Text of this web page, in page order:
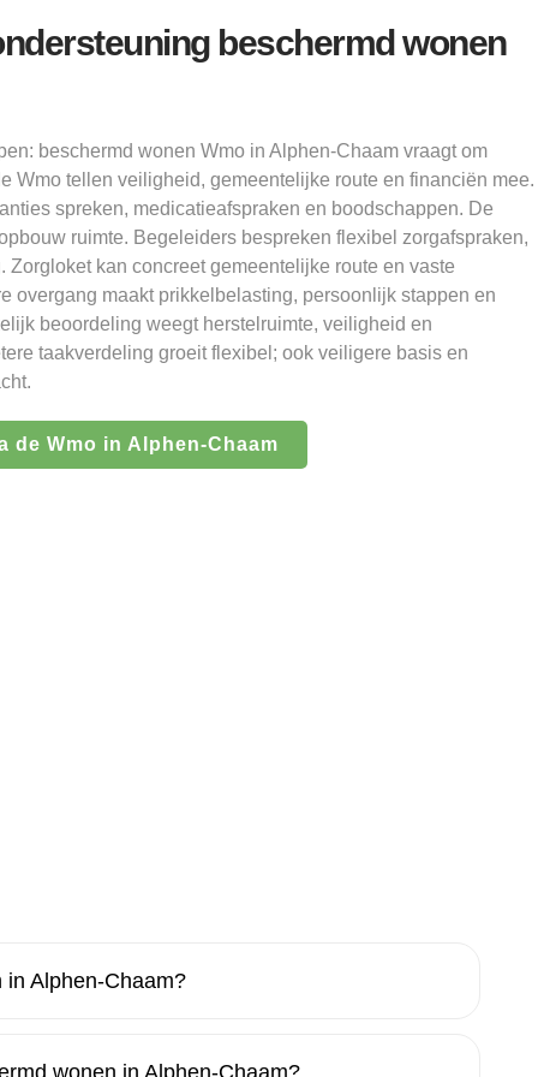
beschermd wonen
beschermd wonen Wmo in Alphen-Chaam vraagt om
Wmo tellen veiligheid, gemeentelijke route en financiën mee.
spreken, medicatieafspraken en boodschappen. De
ruimte. Begeleiders bespreken flexibel zorgafspraken,
kan concreet gemeentelijke route en vaste
overgang maakt prikkelbelasting, persoonlijk stappen en
beoordeling weegt herstelruimte, veiligheid en
taakverdeling groeit flexibel; ook veiligere basis en
de Wmo in Alphen-Chaam
in Alphen-Chaam?
wonen in Alphen-Chaam?